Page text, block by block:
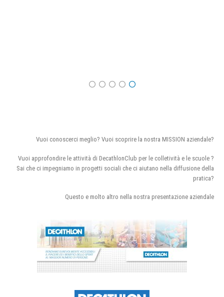
Vuoi conoscerci meglio? Vuoi scoprire la nostra MISSION aziendale?
Vuoi approfondire le attività di DecathlonClub per le colletività e le scuole ?
Sai che ci impegniamo in progetti sociali che ci aiutano nella diffusione della
pratica?
Questo e molto altro nella nostra presentazione aziendale